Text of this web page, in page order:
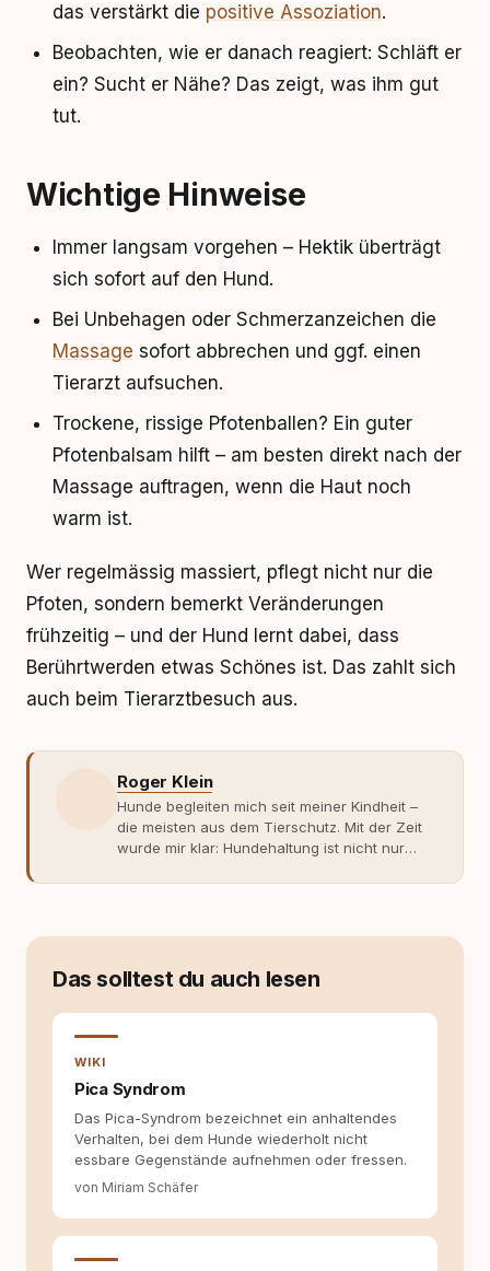
das verstärkt die positive Assoziation.
Beobachten, wie er danach reagiert: Schläft er
ein? Sucht er Nähe? Das zeigt, was ihm gut
tut.
Wichtige Hinweise
Immer langsam vorgehen – Hektik überträgt
sich sofort auf den Hund.
Bei Unbehagen oder Schmerzanzeichen die
Massage sofort abbrechen und ggf. einen
Tierarzt aufsuchen.
Trockene, rissige Pfotenballen? Ein guter
Pfotenbalsam hilft – am besten direkt nach der
Massage auftragen, wenn die Haut noch
warm ist.
Wer regelmässig massiert, pflegt nicht nur die
Pfoten, sondern bemerkt Veränderungen
frühzeitig – und der Hund lernt dabei, dass
Berührtwerden etwas Schönes ist. Das zahlt sich
auch beim Tierarztbesuch aus.
Roger Klein
Hunde begleiten mich seit meiner Kindheit –
die meisten aus dem Tierschutz. Mit der Zeit
wurde mir klar: Hundehaltung ist nicht nur
Fachwissen. Der Wendepunkt kam mit meinem
moderner Hundeerziehung
entsteht echte Bindung dort, wo Verständnis
Wissen ersetzt – nicht umgekehrt. Aus dieser
Hundehalter:innen in Deutschland, Österreich
und der Schweiz. Meine Überzeugung:
Tierschutz beginnt mit Wissen. Wer seinen
Hund versteht, trifft bessere Entscheidungen –
für ein Zusammenleben, das beiden guttut.
Das solltest du auch lesen
WIKI
Pica Syndrom
Das Pica-Syndrom bezeichnet ein anhaltendes
Verhalten, bei dem Hunde wiederholt nicht
essbare Gegenstände aufnehmen oder fressen.
von Miriam Schäfer